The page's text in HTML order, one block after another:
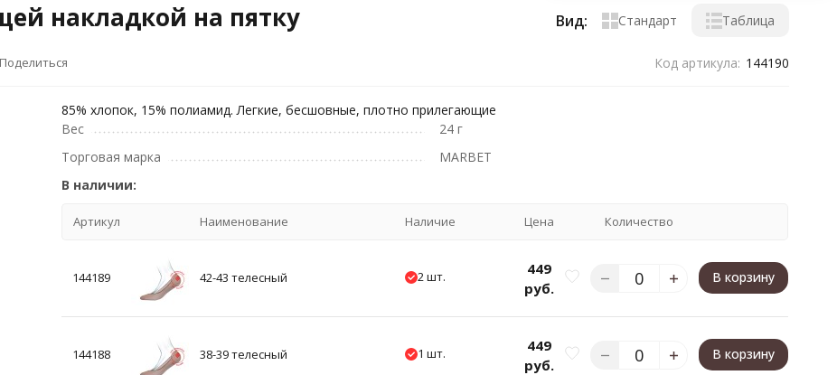
накладкой на пятку Вид: Стандарт Таблица
Поделиться Код артикула: 144190
85% хлопок, 15% полиамид. Легкие, бесшовные, плотно прилегающие
Вес
24 г
Торговая марка
MARBET
В наличии:
Артикул Наименование Наличие Цена Количество
144189 42-43 телесный 2 шт.
449
руб.
В корзину
144188 38-39 телесный 1 шт.
449
руб.
В корзину